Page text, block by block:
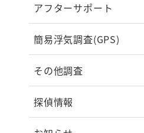
アフターサポート
簡易浮気調査(GPS)
その他調査
探偵情報